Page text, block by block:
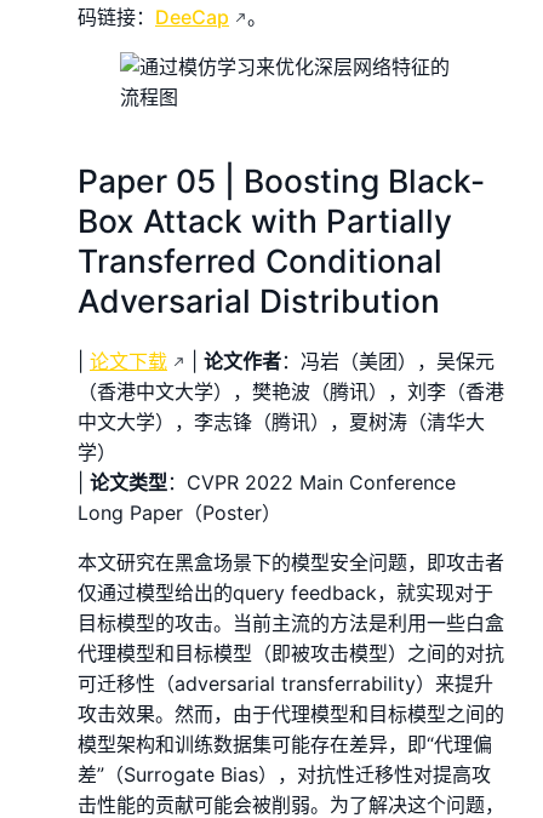
码链接： DeeCap 。
Paper 05 | Boosting Black-
Box Attack with Partially
Transferred Conditional
Adversarial Distribution
论文下载 论文作者：冯岩（美团），吴保元
（香港中文大学），樊艳波（腾讯），刘李（香港
中文大学），李志锋（腾讯），夏树涛（清华大
学）
论文类型 ：CVPR 2022 Main Conference
Long Paper（Poster）
本文研究在黑盒场景下的模型安全问题，即攻击者
仅通过模型给出的query feedback，就实现对于
目标模型的攻击。当前主流的方法是利用一些白盒
代理模型和目标模型（即被攻击模型）之间的对抗
可迁移性（adversarial transferrability）来提升
攻击效果。然而，由于代理模型和目标模型之间的
模型架构和训练数据集可能存在差异，即“代理偏
差”（Surrogate Bias），对抗性迁移性对提高攻
击性能的贡献可能会被削弱。为了解决这个问题，